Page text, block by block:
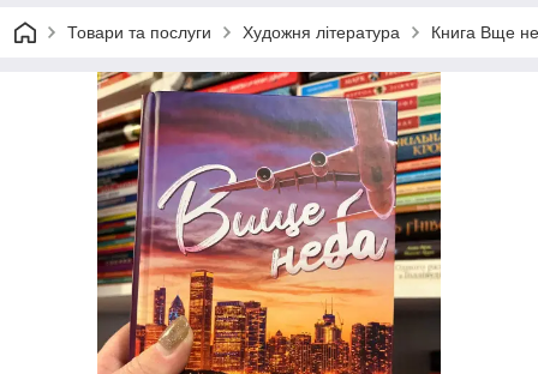
Товари та послуги Художня література Книга Вще